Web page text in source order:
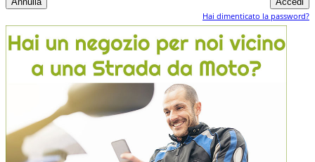
Hai dimenticato la password?